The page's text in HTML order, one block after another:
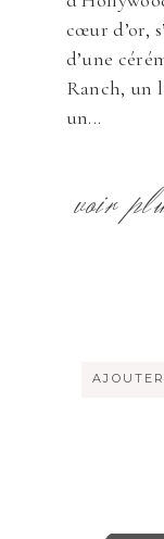
cœur d’or,
d’une
Ranch, un
un...
voir